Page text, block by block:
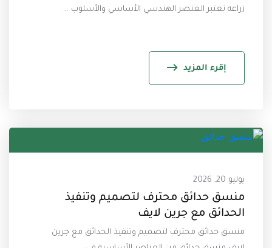
زراعه تعتبر العنصر الهندسي الأساسي والأسلوب ...
إقرء المزيد
يوليو 20, 2026
منسق حدائق محترف لتصميم وتنفيذ
الحدائق مع جرين لايف
منسق حدائق محترف لتصميم وتنفيذ الحدائق مع جرين